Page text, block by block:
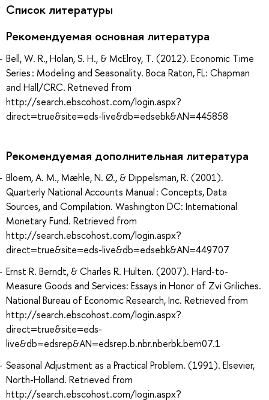
Список литературы
Рекомендуемая основная литература
Bell, W. R., Holan, S. H., & McElroy, T. (2012). Economic Time
Series : Modeling and Seasonality. Boca Raton, FL: Chapman
and Hall/CRC. Retrieved from
http://search.ebscohost.com/login.aspx?
direct=true&site=eds-live&db=edsebk&AN=445858
Рекомендуемая дополнительная литература
Bloem, A. M., Mæhle, N. Ø., & Dippelsman, R. (2001).
Quarterly National Accounts Manual : Concepts, Data
Sources, and Compilation. Washington DC: International
Monetary Fund. Retrieved from
http://search.ebscohost.com/login.aspx?
direct=true&site=eds-live&db=edsebk&AN=449707
Ernst R. Berndt, & Charles R. Hulten. (2007). Hard-to-
Measure Goods and Services: Essays in Honor of Zvi Griliches.
National Bureau of Economic Research, Inc. Retrieved from
http://search.ebscohost.com/login.aspx?
direct=true&site=eds-
live&db=edsrep&AN=edsrep.b.nbr.nberbk.bern07.1
Seasonal Adjustment as a Practical Problem. (1991). Elsevier,
North-Holland. Retrieved from
http://search.ebscohost.com/login.aspx?